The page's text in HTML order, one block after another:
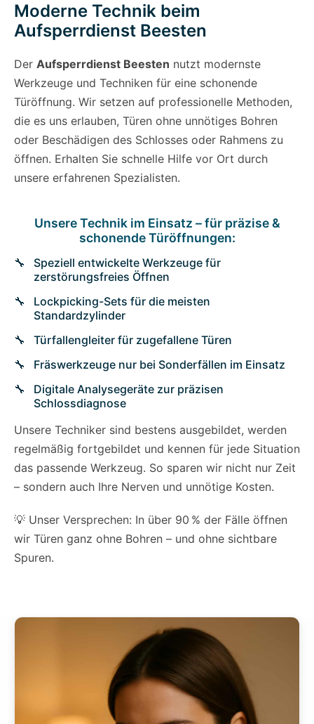
Moderne Technik beim
Aufsperrdienst Beesten
Der Aufsperrdienst Beesten nutzt modernste
Werkzeuge und Techniken für eine schonende
Türöffnung. Wir setzen auf professionelle Methoden,
die es uns erlauben, Türen ohne unnötiges Bohren
oder Beschädigen des Schlosses oder Rahmens zu
öffnen. Erhalten Sie schnelle Hilfe vor Ort durch
unsere erfahrenen Spezialisten.
Unsere Technik im Einsatz – für präzise &
schonende Türöffnungen:
Speziell entwickelte Werkzeuge für
zerstörungsfreies Öffnen
Lockpicking-Sets für die meisten
Standardzylinder
Türfallengleiter für zugefallene Türen
Fräswerkzeuge nur bei Sonderfällen im Einsatz
Digitale Analysegeräte zur präzisen
Schlossdiagnose
Unsere Techniker sind bestens ausgebildet, werden
regelmäßig fortgebildet und kennen für jede Situation
das passende Werkzeug. So sparen wir nicht nur Zeit
– sondern auch Ihre Nerven und unnötige Kosten.
💡 Unser Versprechen: In über 90 % der Fälle öffnen
wir Türen ganz ohne Bohren – und ohne sichtbare
Spuren.